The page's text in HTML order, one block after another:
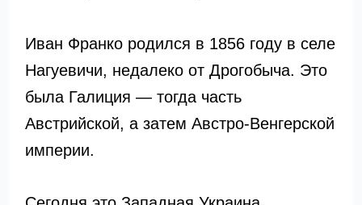
Иван Франко родился в 1856 году в селе
Нагуевичи, недалеко от Дрогобыча. Это
была Галиция — тогда часть
Австрийской, а затем Австро-Венгерской
империи.